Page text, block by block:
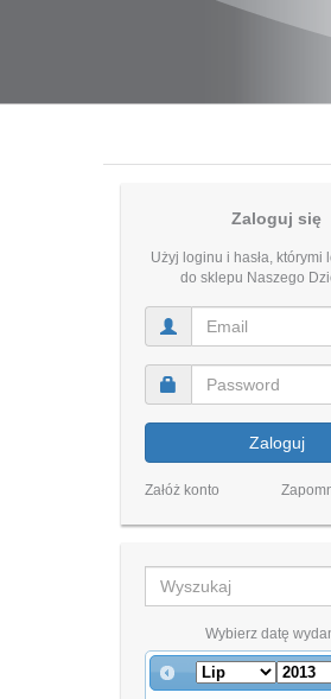
Zaloguj się
Użyj loginu i hasła, którymi
do sklepu Naszego
Zaloguj
Załóż konto
Wybierz datę